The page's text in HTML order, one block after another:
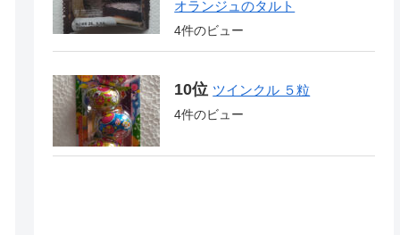
オランジュのタルト
4件のビュー
ツインクル ５粒
4件のビュー